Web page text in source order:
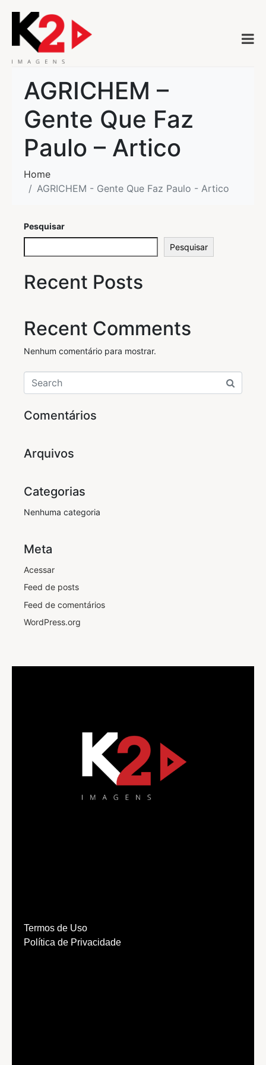
AGRICHEM –
Gente Que Faz
Paulo – Artico
Home
AGRICHEM - Gente Que Faz Paulo - Artico
Pesquisar
Pesquisar
Recent Posts
Recent Comments
Nenhum comentário para mostrar.
Comentários
Arquivos
Categorias
Nenhuma categoria
Meta
Acessar
Feed de posts
Feed de comentários
WordPress.org
Termos de Uso
Política de Privacidade